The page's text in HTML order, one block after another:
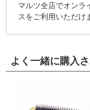
マルツ全店でオンラ
スをご利用いただけ
よく一緒に購入